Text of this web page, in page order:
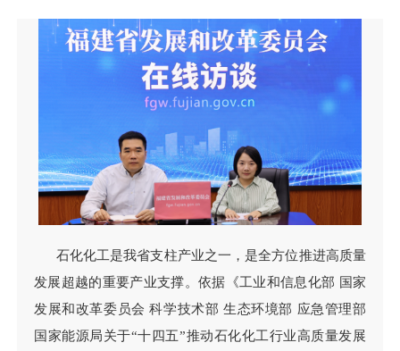
石化化工是我省支柱产业之一，是全方位推进高质量
发展超越的重要产业支撑。依据《工业和信息化部 国家
发展和改革委员会 科学技术部 生态环境部 应急管理部
国家能源局关于“十四五”推动石化化工行业高质量发展